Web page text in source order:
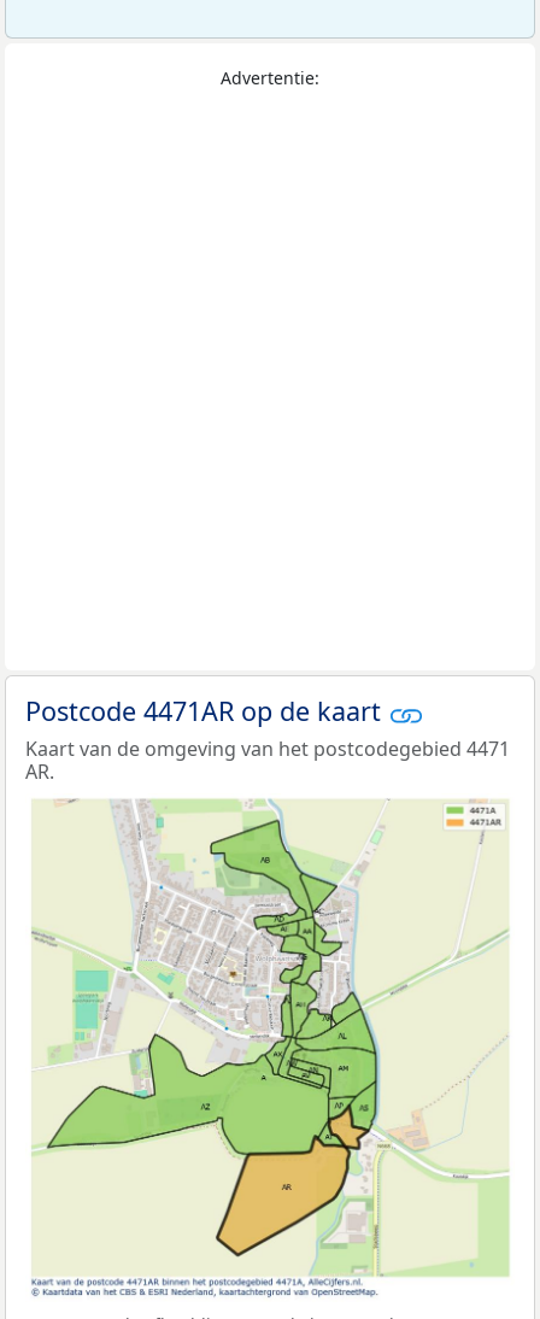
Advertentie:
Postcode 4471AR op de kaart
Kaart van de omgeving van het postcodegebied 4471
AR.